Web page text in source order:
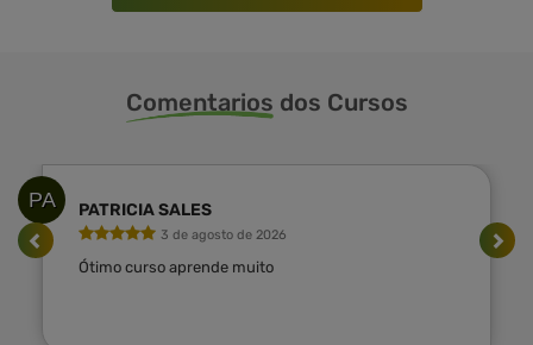
Comentarios dos Cursos
PA PATRICIA SALES
3 de agosto de 2026
Ótimo curso aprende muito